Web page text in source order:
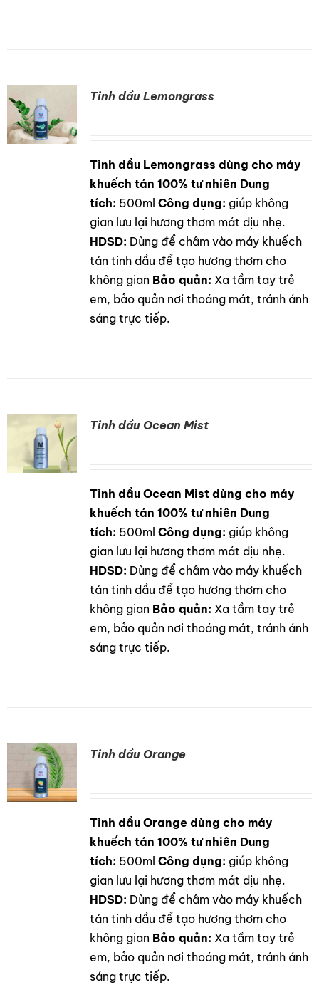
Tinh dầu Lemongrass
Tinh dầu Lemongrass dùng cho máy
khuếch tán 100% tư nhiên Dung
tích: 500ml Công dụng: giúp không
gian lưu lại hương thơm mát dịu nhẹ.
HDSD: Dùng để châm vào máy khuếch
tán tinh dầu để tạo hương thơm cho
không gian Bảo quản: Xa tầm tay trẻ
em, bảo quản nơi thoáng mát, tránh ánh
sáng trực tiếp.
Tinh dầu Ocean Mist
Tinh dầu Ocean Mist dùng cho máy
khuếch tán 100% tư nhiên Dung
tích: 500ml Công dụng: giúp không
gian lưu lại hương thơm mát dịu nhẹ.
HDSD: Dùng để châm vào máy khuếch
tán tinh dầu để tạo hương thơm cho
không gian Bảo quản: Xa tầm tay trẻ
em, bảo quản nơi thoáng mát, tránh ánh
sáng trực tiếp.
Tinh dầu Orange
Tinh dầu Orange dùng cho máy
khuếch tán 100% tư nhiên Dung
tích: 500ml Công dụng: giúp không
gian lưu lại hương thơm mát dịu nhẹ.
HDSD: Dùng để châm vào máy khuếch
tán tinh dầu để tạo hương thơm cho
không gian Bảo quản: Xa tầm tay trẻ
em, bảo quản nơi thoáng mát, tránh ánh
sáng trực tiếp.